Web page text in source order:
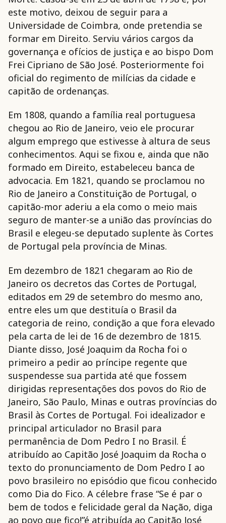
este motivo, deixou de seguir para a
Universidade de Coimbra, onde pretendia se
formar em Direito. Serviu vários cargos da
governança e ofícios de justiça e ao bispo Dom
Frei Cipriano de São José. Posteriormente foi
oficial do regimento de milícias da cidade e
capitão de ordenanças.
Em 1808, quando a família real portuguesa
chegou ao Rio de Janeiro, veio ele procurar
algum emprego que estivesse à altura de seus
conhecimentos. Aqui se fixou e, ainda que não
formado em Direito, estabeleceu banca de
advocacia. Em 1821, quando se proclamou no
Rio de Janeiro a Constituição de Portugal, o
capitão-mor aderiu a ela como o meio mais
seguro de manter-se a união das províncias do
Brasil e elegeu-se deputado suplente às Cortes
de Portugal pela província de Minas.
Em dezembro de 1821 chegaram ao Rio de
Janeiro os decretos das Cortes de Portugal,
editados em 29 de setembro do mesmo ano,
entre eles um que destituía o Brasil da
categoria de reino, condição a que fora elevado
pela carta de lei de 16 de dezembro de 1815.
Diante disso, José Joaquim da Rocha foi o
primeiro a pedir ao príncipe regente que
suspendesse sua partida até que fossem
dirigidas representações dos povos do Rio de
Janeiro, São Paulo, Minas e outras províncias do
Brasil às Cortes de Portugal. Foi idealizador e
principal articulador no Brasil para
permanência de Dom Pedro I no Brasil. É
atribuído ao Capitão José Joaquim da Rocha o
texto do pronunciamento de Dom Pedro I ao
povo brasileiro no episódio que ficou conhecido
como Dia do Fico. A célebre frase “Se é par o
bem de todos e felicidade geral da Nação, diga
ao povo que fico!”é atribuída ao Capitão José